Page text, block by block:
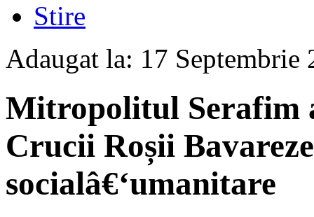
Stire
Adaugat la: 17 Septembrie
Mitropolitul Serafim
Crucii Roșii
socialâ€‘umanitare